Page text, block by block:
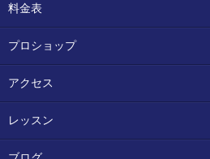
料金表
プロショップ
アクセス
レッスン